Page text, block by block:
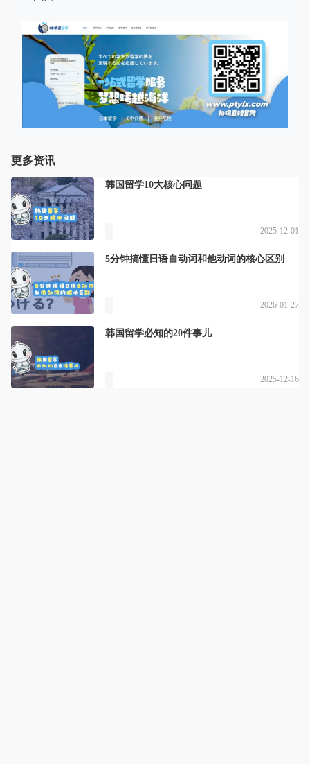
更多资讯
韩国留学10大核心问题
2025-12-01
5分钟搞懂日语自动词和他动词的核心区别
2026-01-27
韩国留学必知的20件事儿
2025-12-16